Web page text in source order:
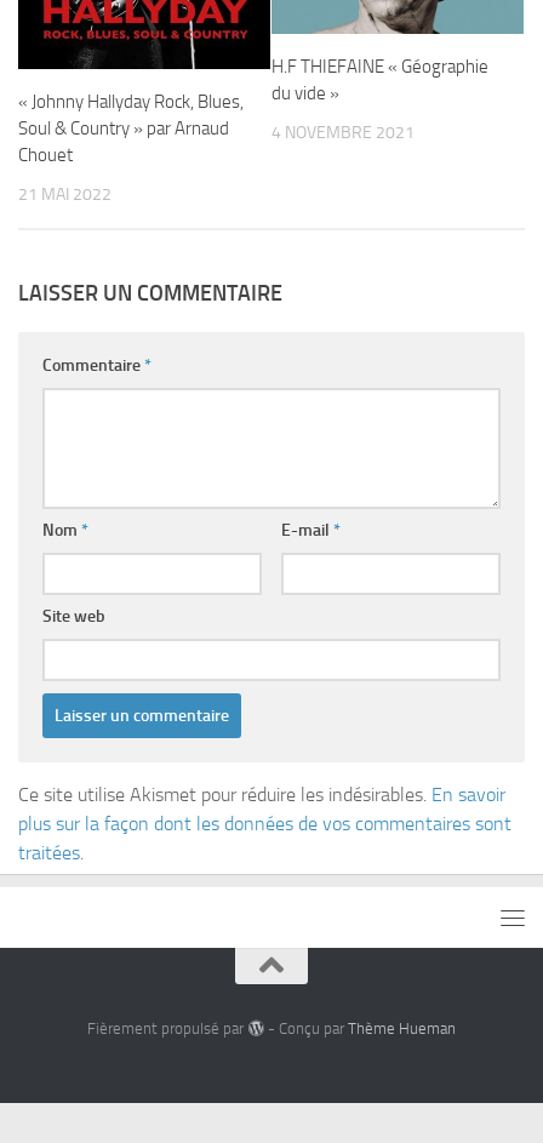
« Johnny Hallyday Rock, Blues,
Soul & Country » par Arnaud
Chouet
21 MAI 2022
H.F THIEFAINE « Géographie
du vide »
4 NOVEMBRE 2021
LAISSER UN COMMENTAIRE
Commentaire*
Nom * E-mail *
Site web
Ce site utilise Akismet pour réduire les indésirables. En savoir
plus sur la façon dont les données de vos commentaires sont
traitées
Fièrement propulsé par - Conçu par Thème Hueman